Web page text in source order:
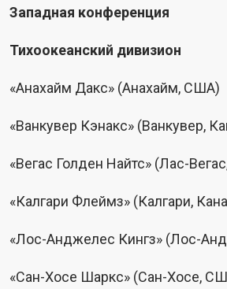
Западная конференция
Тихоокеанский дивизион
«Анахайм Дакс» (Анахайм, США)
«Ванкувер Кэнакс» (Ванкувер,
«Вегас Голден Найтс» (Лас-
«Калгари Флеймз» (Калгари,
«Лос-Анджелес Кингз» (Лос-
«Сан-Хосе Шаркс» (Сан-Хосе,